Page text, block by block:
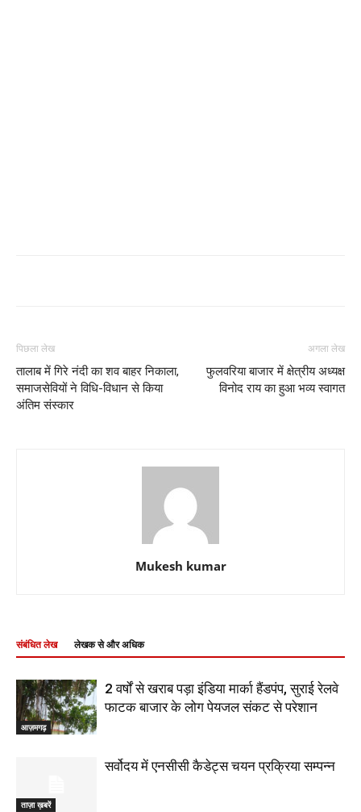
पिछला लेख
तालाब में गिरे नंदी का शव बाहर निकाला,
समाजसेवियों ने विधि-विधान से किया
अंतिम संस्कार
अगला लेख
फुलवरिया बाजार में क्षेत्रीय अध्यक्ष
विनोद राय का हुआ भव्य स्वागत
Mukesh kumar
संबंधित लेख लेखक से और अधिक
आज़मगढ़
2 वर्षों से खराब पड़ा इंडिया मार्का हैंडपंप, सुराई रेलवे
फाटक बाजार के लोग पेयजल संकट से परेशान
ताज़ा ख़बरें
सर्वोदय में एनसीसी कैडेट्स चयन प्रक्रिया सम्पन्न